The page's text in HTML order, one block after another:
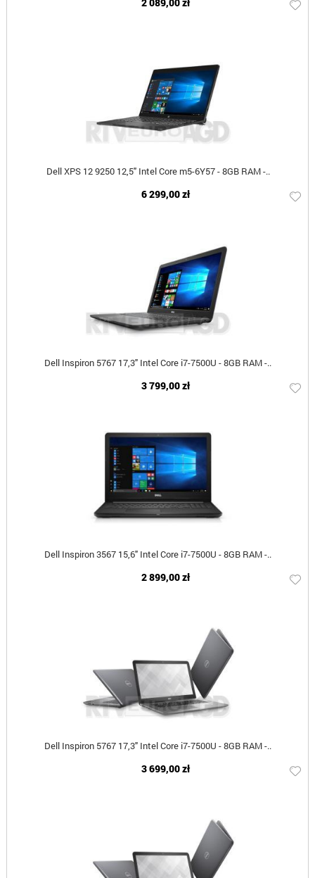
2 089,00 zł
Dell XPS 12 9250 12,5" Intel Core m5-6Y57 - 8GB RAM -..
6 299,00 zł
Dell Inspiron 5767 17,3" Intel Core i7-7500U - 8GB RAM -..
3 799,00 zł
Dell Inspiron 3567 15,6" Intel Core i7-7500U - 8GB RAM -..
2 899,00 zł
Dell Inspiron 5767 17,3" Intel Core i7-7500U - 8GB RAM -..
3 699,00 zł